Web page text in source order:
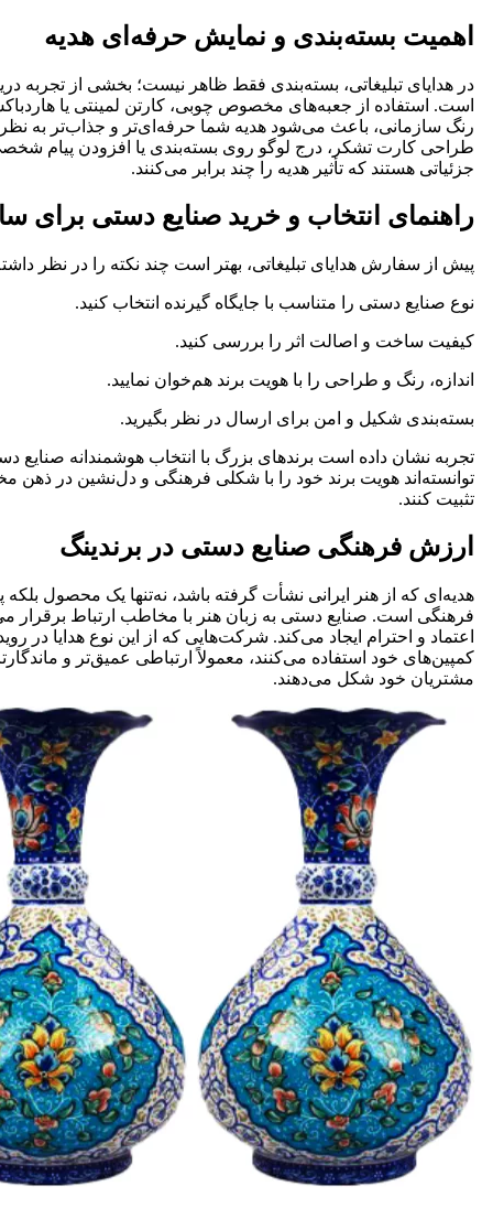
اهمیت بسته‌بندی و نمایش حرفه‌ای هدیه
در هدایای تبلیغاتی، بسته‌بندی فقط ظاهر نیست؛ بخشی از تجربه
است. استفاده از جعبه‌های مخصوص چوبی، کارتن لمینتی یا
رنگ سازمانی، باعث می‌شود هدیه شما حرفه‌ای‌تر و جذاب‌تر به
طراحی کارت تشکر، درج لوگو روی بسته‌بندی یا افزودن پیام
جزئیاتی هستند که تأثیر هدیه را چند برابر می‌کنند.
راهنمای انتخاب و خرید صنایع دستی برای
پیش از سفارش هدایای تبلیغاتی، بهتر است چند نکته را در نظر
نوع صنایع دستی را متناسب با جایگاه گیرنده انتخاب کنید.
کیفیت ساخت و اصالت اثر را بررسی کنید.
اندازه، رنگ و طراحی را با هویت برند هم‌خوان نمایید.
بسته‌بندی شکیل و امن برای ارسال در نظر بگیرید.
تجربه نشان داده است برندهای بزرگ با انتخاب هوشمندانه صنایع
توانسته‌اند هویت برند خود را با شکلی فرهنگی و دل‌نشین در ذهن
تثبیت کنند.
ارزش فرهنگی صنایع دستی در برندینگ
هدیه‌ای که از هنر ایرانی نشأت گرفته باشد، نه‌تنها یک محصول بلکه
فرهنگی است. صنایع دستی به زبان هنر با مخاطب ارتباط
اعتماد و احترام ایجاد می‌کند. شرکت‌هایی که از این نوع هدایا در
کمپین‌های خود استفاده می‌کنند، معمولاً ارتباطی عمیق‌تر و
مشتریان خود شکل می‌دهند.